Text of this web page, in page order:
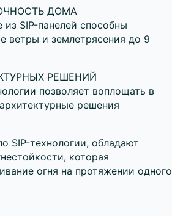
ДОМА
SIP-панелей способны
ветры и землетрясения до 9
РЕШЕНИЙ
позволяет воплощать в
решения
SIP-технологии, обладают
которая
огня на протяжении одного